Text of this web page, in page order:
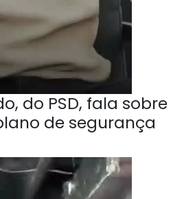
do PSD, fala sobre
de segurança